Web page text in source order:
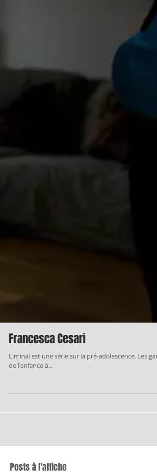
Posts à l'affiche
Francesca Cesari